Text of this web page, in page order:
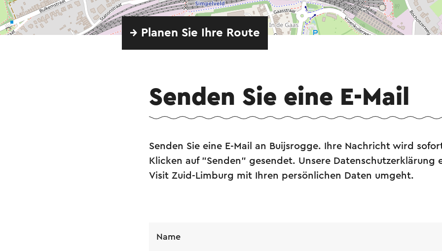
→ Planen Sie Ihre Route
Senden Sie eine E-Mail
Senden Sie eine E-Mail an Buijsrogge. Ihre Nachricht wird
Klicken auf "Senden" gesendet. Unsere Datenschutzerklärung
Visit Zuid-Limburg mit Ihren persönlichen Daten umgeht.
Name